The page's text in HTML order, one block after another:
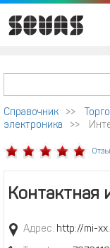
Справочник >>
электроника
>>
Контактная
Адрес: http://mi-